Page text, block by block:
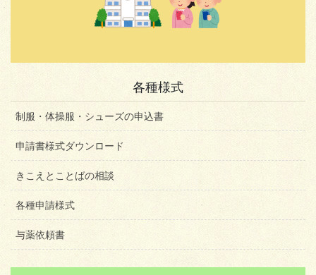
各種様式
制服・体操服・シューズの申込書
申請書様式ダウンロード
きこえとことばの相談
各種申請様式
与薬依頼書